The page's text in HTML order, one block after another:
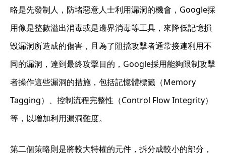
略是先發制人，防堵惡意人士利用漏洞的機會，Google採
用像是整數溢出消毒或是邊界消毒等工具，來降低記憶損
毀漏洞所造成的傷害，且為了阻擋攻擊者通常接連利用不
同的漏洞，達到最終攻擊目的，Google採用能夠限制攻擊
者操作這些漏洞的措施，包括記憶體標籤（Memory
Tagging）、控制流程完整性（Control Flow Integrity）
等，以增加利用漏洞難度。
第二個策略則是將較大特權的元件，拆分成較小的部分，